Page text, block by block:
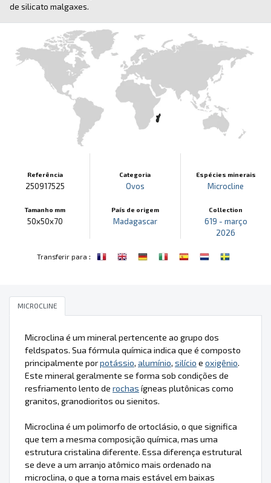
de silicato malgaxes.
Referência
250917525
Tamanho mm
50x50x70
Categoria
Ovos
País de origem
Madagascar
Espécies minerais
Microcline
Collection
619 - março
2026
Transferir para :
MICROCLINE
Microclina é um mineral pertencente ao grupo dos
feldspatos. Sua fórmula química indica que é composto
principalmente porpotássio, alumínio, silício e oxigênio.
Este mineral geralmente se forma sob condições de
resfriamento lento de rochas ígneas plutônicas como
granitos, granodioritos ou sienitos.
Microclina é um polimorfo de ortoclásio, o que significa
que tem a mesma composição química, mas uma
estrutura cristalina diferente. Essa diferença estrutural
se deve a um arranjo atômico mais ordenado na
microclina, o que a torna mais estável em baixas